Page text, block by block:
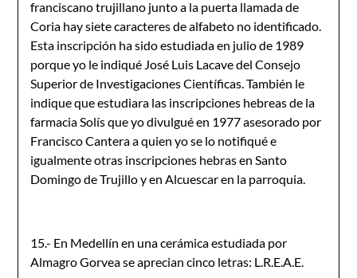
franciscano trujillano junto a la puerta llamada de
Coria hay siete caracteres de alfabeto no identificado.
Esta inscripción ha sido estudiada en julio de 1989
porque yo le indiqué José Luis Lacave del Consejo
Superior de Investiga­ciones Científicas. También le
indique que estudiara las inscripciones hebreas de la
farmacia Solís que yo divulgué en 1977 asesorado por
Francisco Cantera a quien yo se lo notifiqué e
igualmente otras inscripciones hebras en Santo
Domingo de Trujillo y en Alcuescar en la parro­quia.
15.- En Medellín en una cerámica estudiada por
Almagro Gorvea se aprecian cinco letras: L.R.E.A.E.